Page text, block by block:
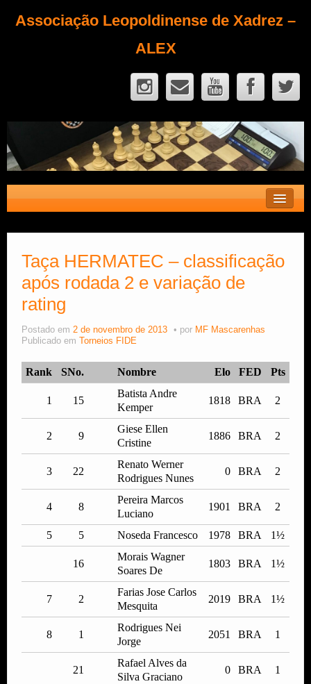
Associação Leopoldinense de Xadrez –
ALEX
Fique Sócio
Quem Somos?
Calendário
Estude Xadrez
Taça HERMATEC – classificação
após rodada 2 e variação de
rating
Postado em 2 de novembro de 2013 por MF Mascarenhas
Publicado em
Torneios FIDE
Rank SNo. Nombre Elo FED Pts
1 15
Batista Andre
Kemper
1818 BRA 2
2 9
Giese Ellen
Cristine
1886 BRA 2
3 22
Renato Werner
Rodrigues Nunes
0 BRA 2
4 8
Pereira Marcos
Luciano
1901 BRA 2
5 5 Noseda Francesco 1978 BRA 1½
16
Morais Wagner
Soares De
1803 BRA 1½
7 2
Farias Jose Carlos
Mesquita
2019 BRA 1½
8 1
Rodrigues Nei
Jorge
2051 BRA 1
21
Rafael Alves da
Silva Graciano
0 BRA 1